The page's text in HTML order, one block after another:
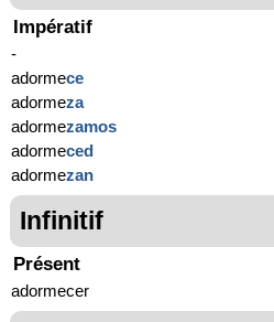
Impératif
-
adormece
adormeza
adormezamos
adormeced
adormezan
Infinitif
Présent
adormecer